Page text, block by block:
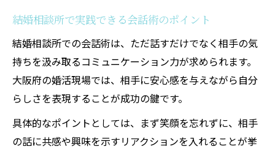
結婚相談所で実践できる会話術のポイント
結婚相談所での会話術は、ただ話すだけでなく相手の気
持ちを汲み取るコミュニケーション力が求められます。
大阪府の婚活現場では、相手に安心感を与えながら自分
らしさを表現することが成功の鍵です。
具体的なポイントとしては、まず笑顔を忘れずに、相手
の話に共感や興味を示すリアクションを入れることが挙